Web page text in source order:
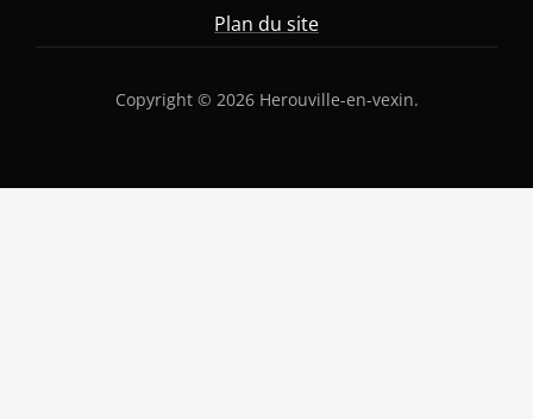
Plan du site
Copyright © 2026 Herouville-en-vexin.